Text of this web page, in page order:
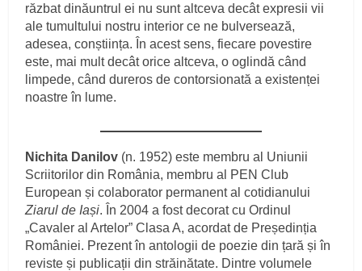
răzbat dinăuntrul ei nu sunt altceva decât expresii vii
ale tumultului nostru interior ce ne bulversează,
adesea, conștiința. În acest sens, fiecare povestire
este, mai mult decât orice altceva, o oglindă când
limpede, când dureros de contorsionată a existenței
noastre în lume.
Nichita Danilov (n. 1952) este membru al Uniunii
Scriitorilor din România, membru al PEN Club
European și colaborator permanent al cotidianului
Ziarul de Iași. În 2004 a fost decorat cu Ordinul
„Cavaler al Artelor” Clasa A, acordat de Președinția
României. Prezent în antologii de poezie din țară și în
reviste și publicații din străinătate. Dintre volumele